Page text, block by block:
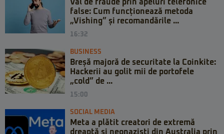
Val de fraude prin apeluri telefonice
false: Cum funcționează metoda
„Vishing” și recomandările ...
16:32
BUSINESS
Breșă majoră de securitate la Coinkite:
Hackerii au golit mii de portofele
„cold” de ...
15:00
SOCIAL MEDIA
Meta a plătit creatori de extremă
dreaptă și neonaziști din Australia prin